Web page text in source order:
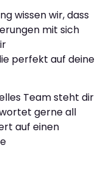
wissen wir, dass
mit sich
perfekt auf deine
Team steht dir
gerne all
auf einen